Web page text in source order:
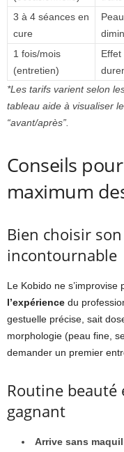
3 à 4 séances en
cure
1 fois/mois
(entretien)
*Les tarifs varient selon
tableau aide à visualiser
“avant/après”.
Conseils
maximum
Bien choisir
incontournable
Le Kobido ne s’improvise
l’expérience du
gestuelle précise, sait
morphologie (peau fine,
demander un premier
Routine beauté
gagnant
Arrive sans